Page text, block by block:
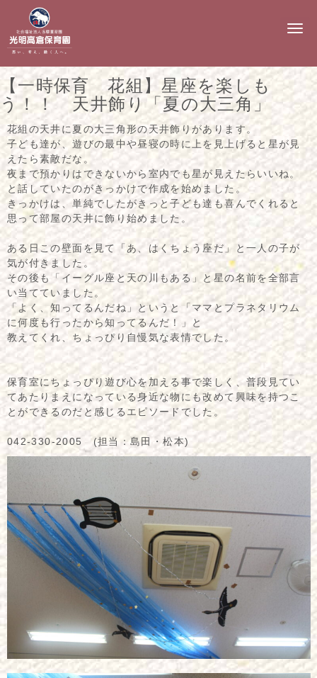
N
g
a
【一時保育 花組】星座を楽しも
う！！ 天井飾り「夏の大三角」
花組の天井に夏の大三角形の天井飾りがあります。
子ども達が、遊びの最中や昼寝の時に上を見上げると星が見
えたら素敵だな。
夜まで預かりはできないから室内でも星が見えたらいいね。
と話していたのがきっかけで作成を始めました。
きっかけは、単純でしたがきっと子ども達も喜んでくれると
思って部屋の天井に飾り始めました。
ある日この壁面を見て「あ、はくちょう座だ」と一人の子が
気が付きました。
その後も「イーグル座と天の川もある」と星の名前を全部言
い当てていました。
「よく、知ってるんだね」というと「ママとプラネタリウム
に何度も行ったから知ってるんだ！」と
教えてくれ、ちょっぴり自慢気な表情でした。
保育室にちょっぴり遊び心を加える事で楽しく、普段見てい
てあたりまえになっている身近な物にも改めて興味を持つこ
とができるのだと感じるエピソードでした。
042-330-2005 (担当：島田・松本)